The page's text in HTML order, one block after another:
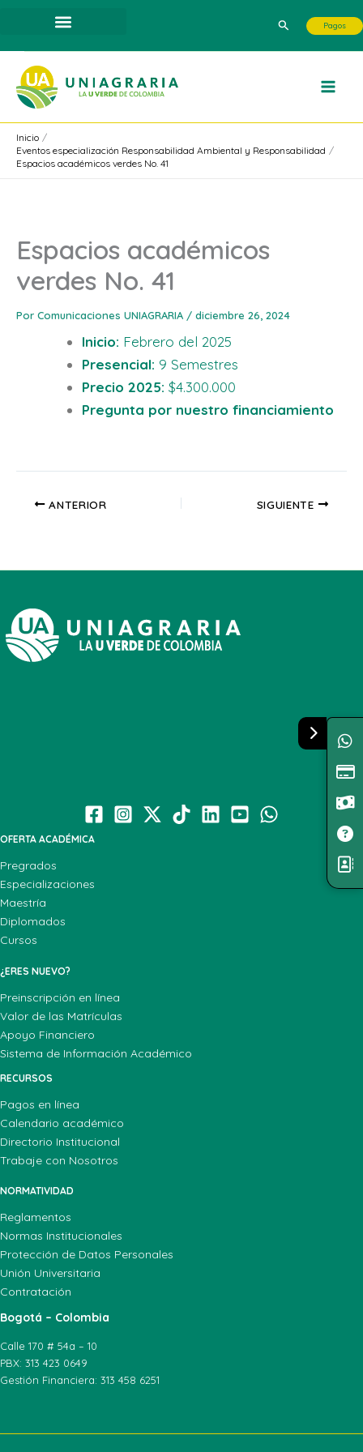
contenido
Buscar Pagos
Inicio
Eventos especialización Responsabilidad Ambiental y Responsabilidad
Espacios académicos verdes No. 41
Espacios académicos
verdes No. 41
Por Comunicaciones UNIAGRARIA / diciembre 26, 2024
Inicio: Febrero del 2025
Presencial: 9 Semestres
Precio 2025: $4.300.000
Pregunta por nuestro financiamiento
ANTERIOR SIGUIENTE
OFERTA ACADÉMICA
Pregrados
Especializaciones
Maestría
Diplomados
Cursos
¿ERES NUEVO?
Preinscripción en línea
Valor de las Matrículas
Apoyo Financiero
Sistema de Información Académico
RECURSOS
Pagos en línea
Calendario académico
Directorio Institucional
Trabaje con Nosotros
NORMATIVIDAD
Reglamentos
Normas Institucionales
Protección de Datos Personales
Unión Universitaria
Contratación
Bogotá – Colombia
Calle 170 # 54a – 10
PBX: 313 423 0649
Gestión Financiera: 313 458 6251